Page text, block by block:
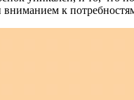
к